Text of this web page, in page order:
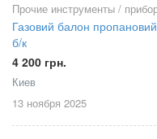
Прочие инструменты /
Газовий балон
б/к
4 200 грн.
Киев
13 ноября 2025